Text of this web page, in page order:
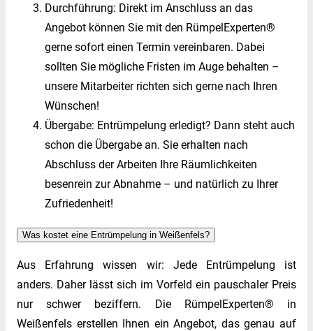
Durchführung: Direkt im Anschluss an das
Angebot können Sie mit den RümpelExperten®
gerne sofort einen Termin vereinbaren. Dabei
sollten Sie mögliche Fristen im Auge behalten –
unsere Mitarbeiter richten sich gerne nach Ihren
Wünschen!
Übergabe: Entrümpelung erledigt? Dann steht auch
schon die Übergabe an. Sie erhalten nach
Abschluss der Arbeiten Ihre Räumlichkeiten
besenrein zur Abnahme – und natürlich zu Ihrer
Zufriedenheit!
Was kostet eine Entrümpelung in Weißenfels?
Aus Erfahrung wissen wir: Jede Entrümpelung ist
anders. Daher lässt sich im Vorfeld ein pauschaler Preis
nur schwer beziffern. Die RümpelExperten® in
Weißenfels erstellen Ihnen ein Angebot, das genau auf